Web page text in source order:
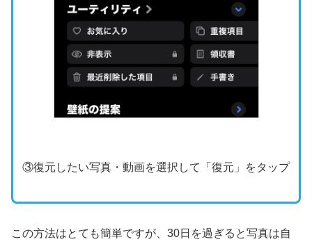
③復元したい写真・動画を選択して「復元」をタップ
この方法はとても簡単ですが、30日を過ぎると写真は自